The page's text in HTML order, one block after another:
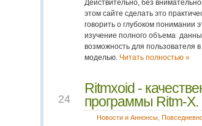
Действительно, без
этом сайте сделать это
говорить о глубоком понимании
изучение полного объема
возможность для пользователя
моделью. Читать полностью »
24
Ritmxoid -
программы Ritm-X.
Новости и Аннонсы